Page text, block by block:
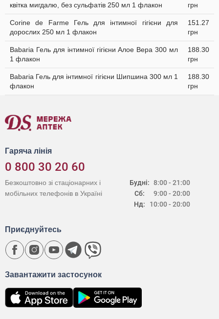
квітка мигдалю, без сульфатів 250 мл 1 флакон
грн
Corine de Farme Гель для інтимної гігієни для
дорослих 250 мл 1 флакон
151.27
грн
Babaria Гель для інтимної гігієни Алое Вера 300 мл
1 флакон
188.30
грн
Babaria Гель для інтимної гігієни Шипшина 300 мл 1
флакон
188.30
грн
Гаряча лінія
0 800 30 20 60
Будні:
Сб:
Нд:
8:00 - 21:00
9:00 - 20:00
10:00 - 20:00
Безкоштовно зі стаціонарних і
мобільних телефонів в Україні
Завантажити застосунок
Приєднуйтесь